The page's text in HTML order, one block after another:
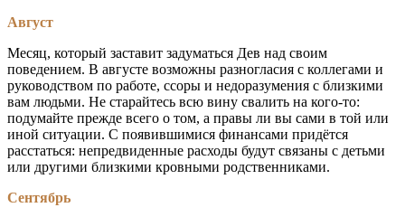
Август
Месяц, который заставит задуматься Дев над своим
поведением. В августе возможны разногласия с коллегами и
руководством по работе, ссоры и недоразумения с близкими
вам людьми. Не старайтесь всю вину свалить на кого-то:
подумайте прежде всего о том, а правы ли вы сами в той или
иной ситуации. С появившимися финансами придётся
расстаться: непредвиденные расходы будут связаны с детьми
или другими близкими кровными родственниками.
Сентябрь